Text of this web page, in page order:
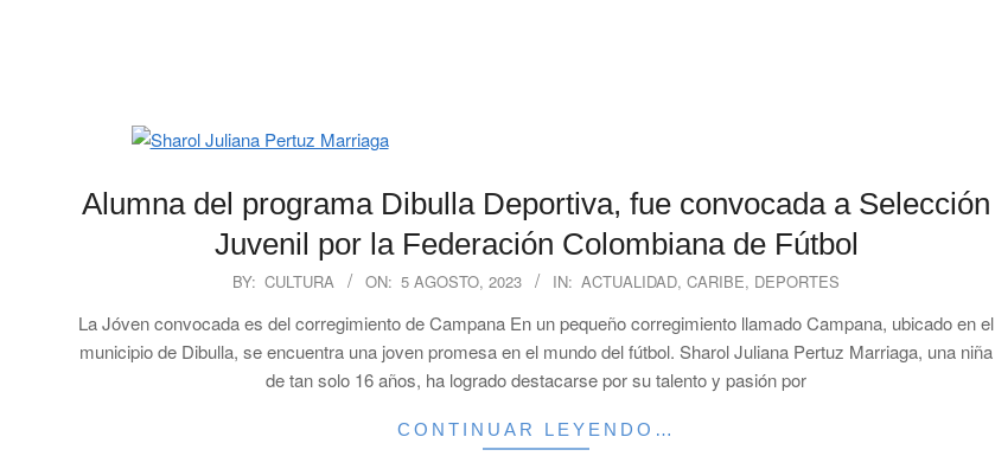
Alumna del programa Dibulla Deportiva, fue convocada a Selección
Juvenil por la Federación Colombiana de Fútbol
05
BY: CULTURA ON: 5 AGOSTO, 2023 IN: ACTUALIDAD, CARIBE, DEPORTES
La Jóven convocada es del corregimiento de Campana En un pequeño corregimiento llamado Campana, ubicado en el
municipio de Dibulla, se encuentra una joven promesa en el mundo del fútbol. Sharol Juliana Pertuz Marriaga, una niña
de tan solo 16 años, ha logrado destacarse por su talento y pasión por
CONTINUAR LEYENDO…